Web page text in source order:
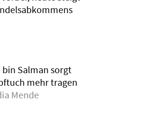
Salman sorgt
mehr tragen
Mende